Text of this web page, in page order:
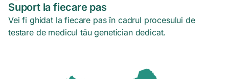
Suport la fiecare pas
Vei fi ghidat la fiecare pas în cadrul procesului de
testare de medicul tău genetician dedicat.